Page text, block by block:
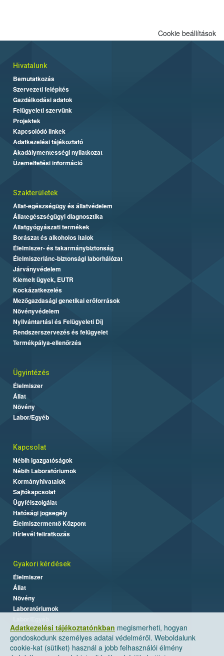
Adatkezelési tájékoztatónkban megismerheti, hogyan
gondoskodunk személyes adatai védelméről. Weboldalunk
cookie-kat (sütiket) használ a jobb felhasználói élmény
Cookie beállítások
Hivatalunk
Bemutatkozás
Szervezeti felépítés
Gazdálkodási adatok
Felügyeleti szervünk
Projektek
Kapcsolódó linkek
Adatkezelési tájékoztató
Akadálymentességi nyilatkozat
Üzemeltetési információ
Szakterületek
Állat-egészségügy és állatvédelem
Állategészségügyi diagnosztika
Állatgyógyászati termékek
Borászat és alkoholos italok
Élelmiszer- és takarmánybiztonság
Élelmiszerlánc-biztonsági laborhálózat
Járványvédelem
Kiemelt ügyek, EUTR
Kockázatkezelés
Mezőgazdasági genetikai erőforrások
Növényvédelem
Nyilvántartási és Felügyeleti Díj
Rendszerszervezés és felügyelet
Termékpálya-ellenőrzés
Ügyintézés
Élelmiszer
Állat
Növény
Labor/Egyéb
Kapcsolat
Nébih Igazgatóságok
Nébih Laboratóriumok
Kormányhivatalok
Sajtókapcsolat
Ügyfélszolgálat
Hatósági jogsegély
Élelmiszermentő Központ
Hírlevél feliratkozás
Gyakori kérdések
Élelmiszer
Állat
Növény
Laboratóriumok